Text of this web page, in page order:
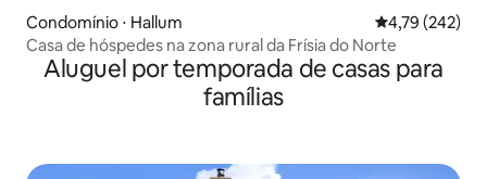
Condomínio ⋅ Hallum 4,79 de uma
4,79 (242)
Casa de hóspedes na zona rural da Frísia do Norte
Aluguel por temporada de casas para
famílias